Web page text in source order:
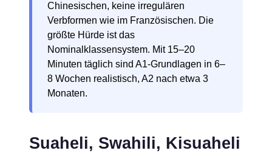
Chinesischen, keine irregulären
Verbformen wie im Französischen. Die
größte Hürde ist das
Nominalklassensystem. Mit 15–20
Minuten täglich sind A1-Grundlagen in 6–
8 Wochen realistisch, A2 nach etwa 3
Monaten.
Suaheli, Swahili, Kisuaheli